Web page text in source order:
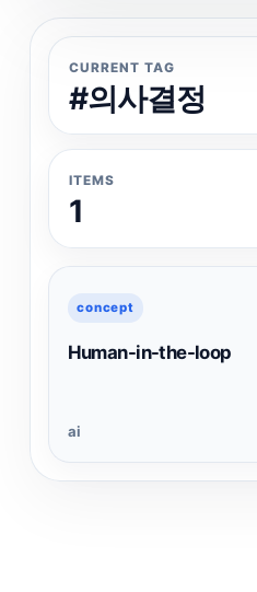
CURRENT TAG
#의사결정
ITEMS
1
concept
Human-in-the-loop
ai